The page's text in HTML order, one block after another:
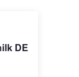
DE